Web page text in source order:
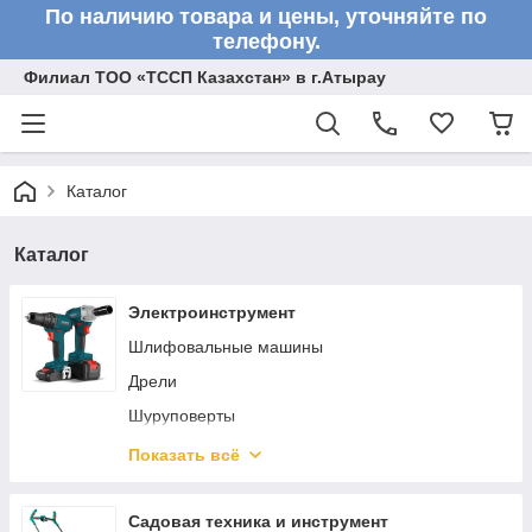
По наличию товара и цены, уточняйте по
телефону.
Филиал ТОО «ТССП Казахстан» в г.Атырау
Каталог
Каталог
Электроинструмент
Шлифовальные машины
Дрели
Шуруповерты
Клеевые пистолеты
Лобзики
Показать всё
Садовая техника и инструмент